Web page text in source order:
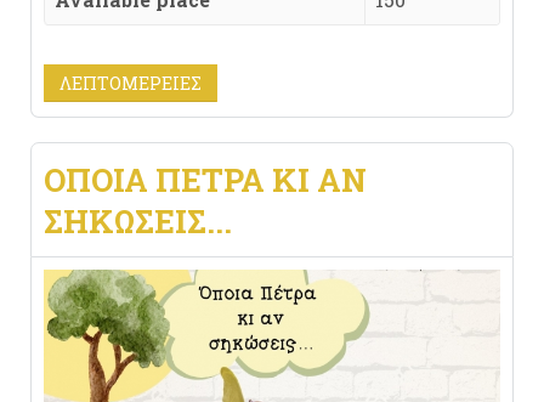
ΛΕΠΤΟΜΈΡΕΙΕΣ
ΟΠΟΙΑ ΠΕΤΡΑ ΚΙ ΑΝ
ΣΗΚΩΣΕΙΣ...